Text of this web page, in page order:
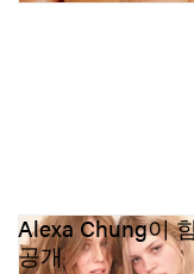
Alexa Chung이
공개